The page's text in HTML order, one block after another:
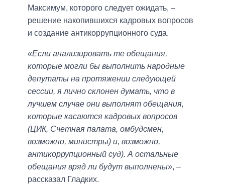
Максимум, которого следует ожидать, –
решение накопившихся кадровых вопросов
и создание антикоррупционного суда.
«Если анализировать те обещания,
которые могли бы выполнить народные
депутаты на протяжении следующей
сессии, я лично склонен думать, что в
лучшем случае они выполнят обещания,
которые касаются кадровых вопросов
(ЦИК, Счетная палата, омбудсмен,
возможно, министры) и, возможно,
антикоррупционный суд). А остальные
обещания вряд ли будут выполнены», –
рассказал Гладких.